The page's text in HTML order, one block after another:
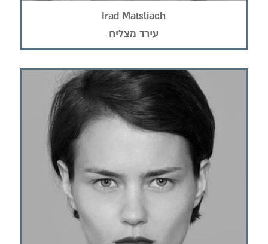
Irad Matsliach
עירד מצליח